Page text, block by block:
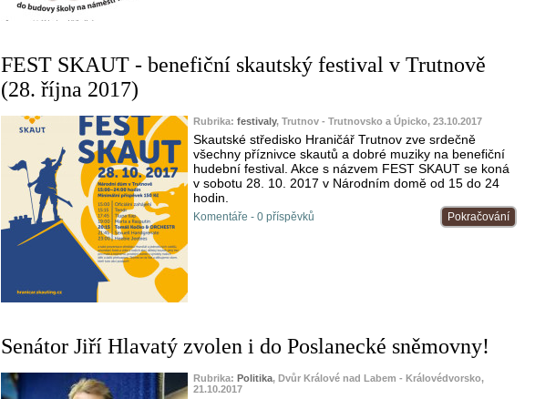
FEST SKAUT - benefiční skautský festival v Trutnově
(28. října 2017)
Rubrika: festivaly, Trutnov - Trutnovsko a Úpicko, 23.10.2017
Skautské středisko Hraničář Trutnov zve srdečně
všechny příznivce skautů a dobré muziky na benefiční
hudební festival. Akce s názvem FEST SKAUT se koná
v sobotu 28. 10. 2017 v Národním domě od 15 do 24
hodin.
Pokračování
Komentáře - 0 příspěvků
Senátor Jiří Hlavatý zvolen i do Poslanecké sněmovny!
Rubrika: Politika, Dvůr Králové nad Labem - Královédvorsko,
21.10.2017